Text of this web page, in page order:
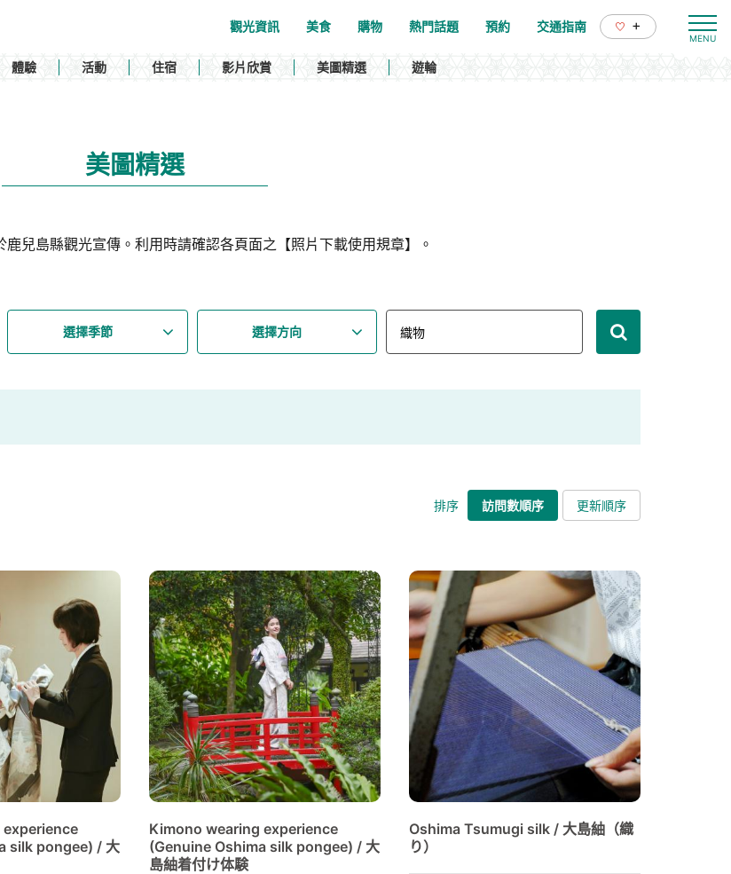
觀光資訊 美食 購物 熱門話題 預約 交通指南 +
體驗 活動 住宿 影片欣賞 美圖精選 遊輪
美圖精選
兒島縣觀光宣傳。利用時請確認各頁面之【照片下載使用規章】。
選擇季節 選擇方向
排序 訪問數順序 更新順序
silk pongee) / 大
Kimono wearing experience
(Genuine Oshima silk pongee) / 大
島紬着付け体験
Oshima Tsumugi silk / 大島紬（織
り）